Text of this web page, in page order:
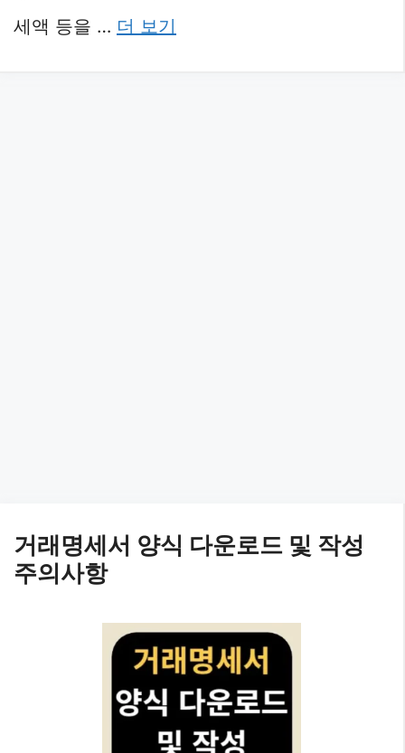
세액 등을 … 더 보기
거래명세서 양식 다운로드 및 작성
주의사항